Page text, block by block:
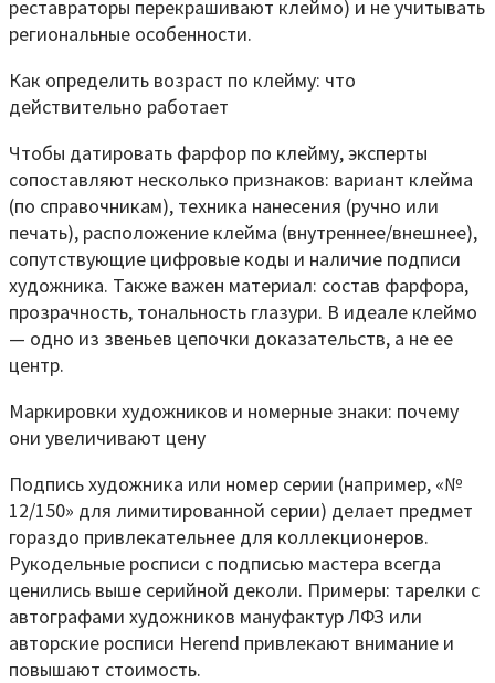
реставраторы перекрашивают клеймо) и не учитывать
региональные особенности.
Как определить возраст по клейму: что
действительно работает
Чтобы датировать фарфор по клейму, эксперты
сопоставляют несколько признаков: вариант клейма
(по справочникам), техника нанесения (ручно или
печать), расположение клейма (внутреннее/внешнее),
сопутствующие цифровые коды и наличие подписи
художника. Также важен материал: состав фарфора,
прозрачность, тональность глазури. В идеале клеймо
— одно из звеньев цепочки доказательств, а не ее
центр.
Маркировки художников и номерные знаки: почему
они увеличивают цену
Подпись художника или номер серии (например, «№
12/150» для лимитированной серии) делает предмет
гораздо привлекательнее для коллекционеров.
Рукодельные росписи с подписью мастера всегда
ценились выше серийной деколи. Примеры: тарелки с
автографами художников мануфактур ЛФЗ или
авторские росписи Herend привлекают внимание и
повышают стоимость.